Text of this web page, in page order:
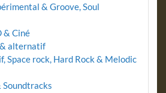
& Groove, Soul
& Ciné
alternatif
Space rock, Hard Rock & Melodic
Soundtracks